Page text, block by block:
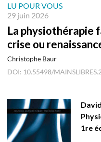
LU POUR VOUS
29 juin 2026
La physiothérapie
crise ou
Christophe Baur
DOI: 10.55498/
1re